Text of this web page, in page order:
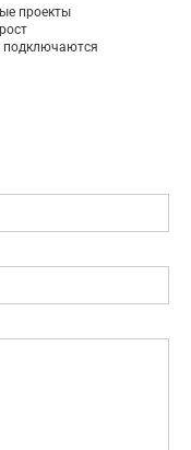
проекты
подключаются